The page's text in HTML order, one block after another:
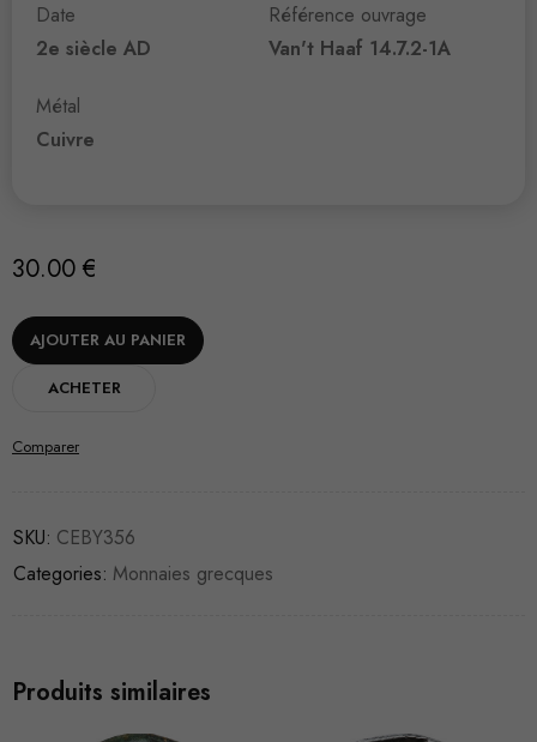
Date
2e siècle AD
Métal
Cuivre
Référence ouvrage
Van't Haaf 14.7.2-1A
30.00 €
AJOUTER AU PANIER
ACHETER
Comparer
SKU: CEBY356
Categories: Monnaies grecques
Produits similaires